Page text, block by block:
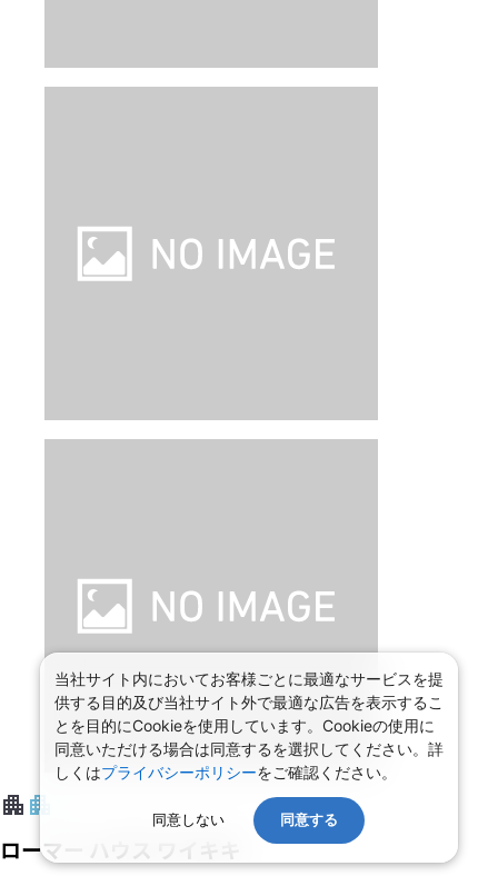
ローマー ハウス ワイキキ
当社サイト内においてお客様ごとに最適なサービスを提
供する目的及び当社サイト外で最適な広告を表示するこ
とを目的にCookieを使用しています。Cookieの使用に
同意いただける場合は同意するを選択してください。詳
しくはプライバシーポリシーをご確認ください。
同意しない 同意する